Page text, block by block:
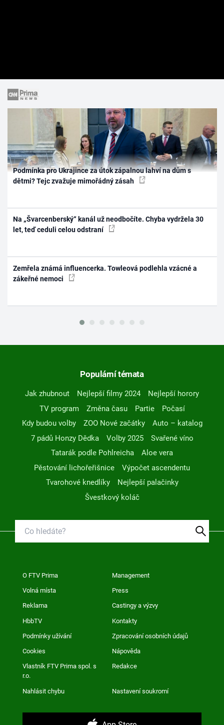
Podmínka pro Ukrajince za útok zápalnou lahví na dům s
dětmi? Tejc zvažuje mimořádný zásah
Na „Švarcenberský“ kanál už neodbočíte. Chyba vydržela 30
let, teď ceduli celou odstraní
Zemřela známá influencerka. Towleová podlehla vzácné a
zákeřné nemoci
Populární témata
Jak zhubnout Nejlepší filmy 2024
Nejlepší horory
TV program
Změna času Partie
Počasí
Kdy budou volby
ZOO Nové začátky
Auto – katalog
7 pádů Honzy Dědka
Volby 2025
Svařené víno
Tatarák podle Pohlreicha
Aloe vera
Pěstování lichořeřišnice
Výpočet ascendentu
Tvarohové knedlíky
Nejlepší palačinky
Švestkový koláč
O FTV Prima Management
Volná místa Press
Reklama Castingy a výzvy
HbbTV Kontakty
Podmínky užívání Zpracování osobních údajů
Cookies Nápověda
Vlastník FTV Prima spol. s
r.o.
Redakce
Nahlásit chybu Nastavení soukromí